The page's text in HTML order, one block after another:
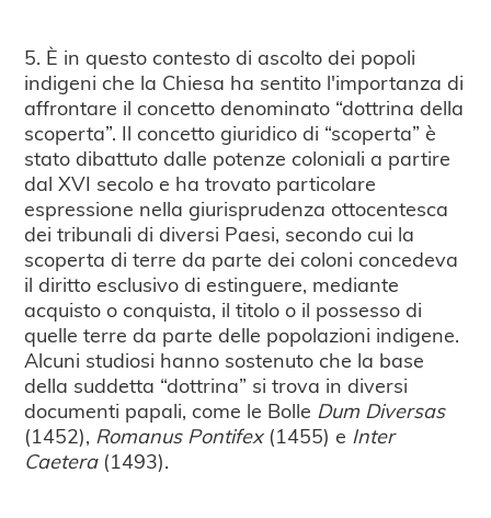
5. È in questo contesto di ascolto dei popoli
indigeni che la Chiesa ha sentito l'importanza di
affrontare il concetto denominato “dottrina della
scoperta”. Il concetto giuridico di “scoperta” è
stato dibattuto dalle potenze coloniali a partire
dal XVI secolo e ha trovato particolare
espressione nella giurisprudenza ottocentesca
dei tribunali di diversi Paesi, secondo cui la
scoperta di terre da parte dei coloni concedeva
il diritto esclusivo di estinguere, mediante
acquisto o conquista, il titolo o il possesso di
quelle terre da parte delle popolazioni indigene.
Alcuni studiosi hanno sostenuto che la base
della suddetta “dottrina” si trova in diversi
documenti papali, come le Bolle Dum Diversas
(1452), Romanus Pontifex (1455) e Inter
Caetera (1493).